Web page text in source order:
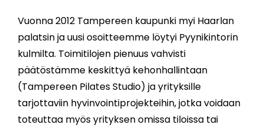
Vuonna 2012 Tampereen kaupunki myi Haarlan
palatsin ja uusi osoitteemme löytyi Pyynikintorin
kulmilta. Toimitilojen pienuus vahvisti
päätöstämme keskittyä kehonhallintaan
(Tampereen Pilates Studio) ja yrityksille
tarjottaviin hyvinvointiprojekteihin, jotka voidaan
toteuttaa myös yrityksen omissa tiloissa tai